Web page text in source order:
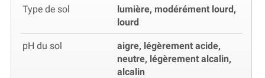
Type de sol
lumière, modérément lourd,
lourd
pH du sol
aigre, légèrement acide,
neutre, légèrement alcalin,
alcalin